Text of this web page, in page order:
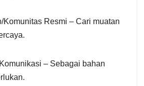
Komunitas Resmi – Cari muatan
– Sebagai bahan